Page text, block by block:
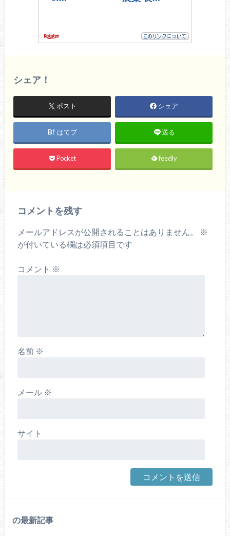
シェア！
ポスト シェア
はてブ 送る
Pocket feedly
コメントを残す
メールアドレスが公開されることはありません。
※
が付いている欄は必須項目です
コメント ※
名前 ※
メール ※
サイト
の最新記事